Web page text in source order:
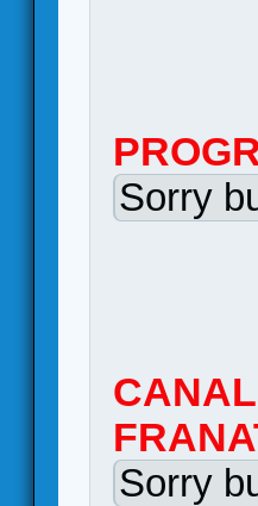
Sorry
Sorry